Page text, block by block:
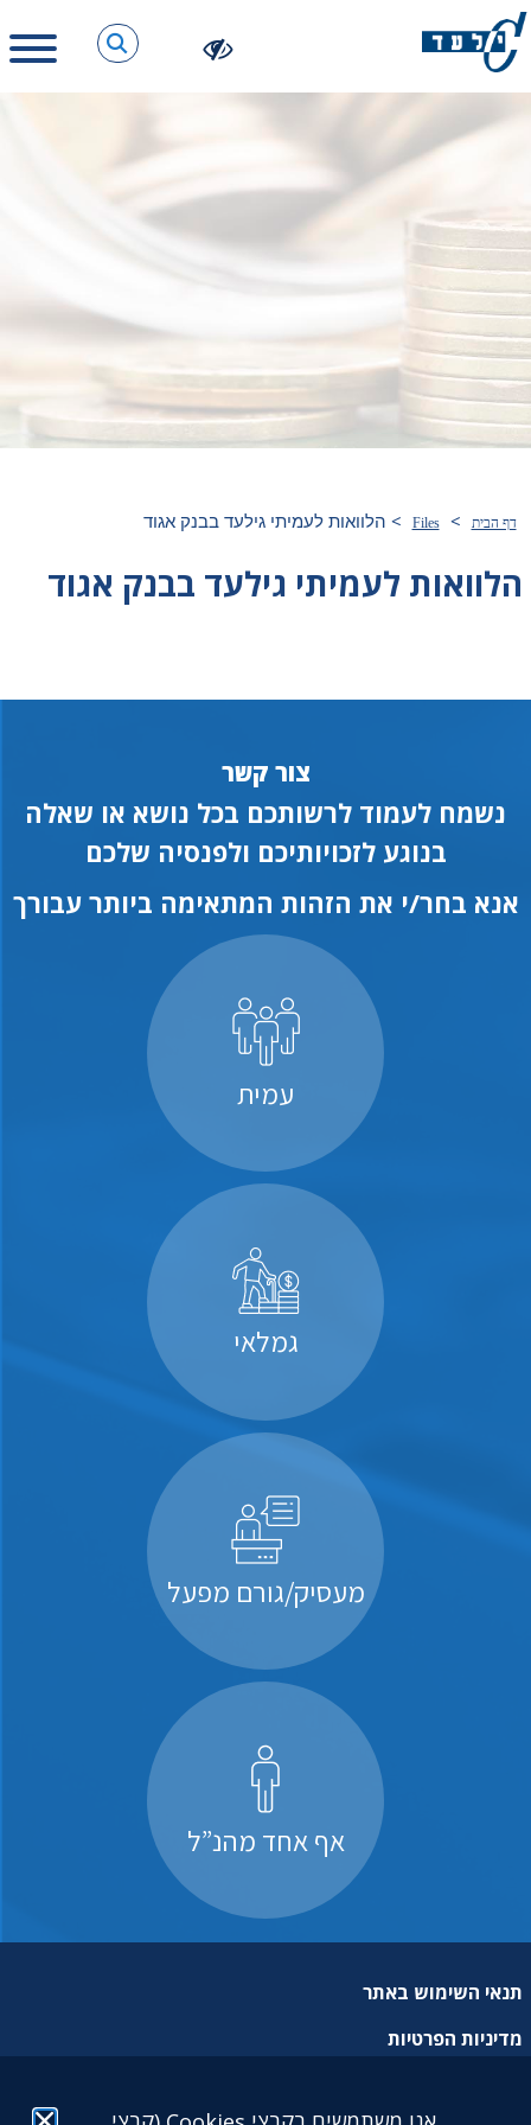
דף הבית >
Files
> הלוואות לעמיתי גילעד בבנק אגוד
הלוואות לעמיתי גילעד בבנק אגוד
צור קשר
נשמח לעמוד לרשותכם בכל נושא או שאלה
בנוגע לזכויותיכם ולפנסיה שלכם
אנא בחר/י את הזהות המתאימה ביותר עבורך
עמית
גמלאי
מעסיק/גורם מפעל
אף אחד מהנ”ל
תנאי השימוש באתר
מדיניות הפרטיות